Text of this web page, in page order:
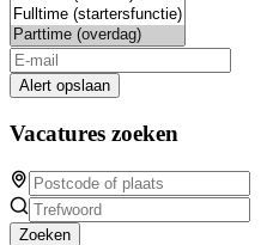
Alert opslaan
Vacatures zoeken
Zoeken